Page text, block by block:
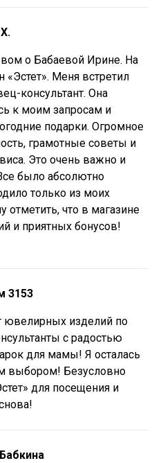
о Бабаевой Ирине. На
«Эстет». Меня встретил
консультант. Она
к моим запросам и
подарки. Огромное
грамотные советы и
Это очень важно и
было абсолютно
только из моих
отметить, что в магазине
и приятных бонусов!
3153
ювелирных изделий по
с радостью
для мамы! Я осталась
выбором! Безусловно
для посещения и